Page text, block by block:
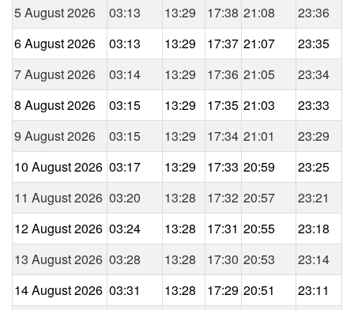
5 August 2026
03:13 13:29 17:38 21:08
23:36
6 August 2026
03:13 13:29 17:37 21:07
23:35
7 August 2026
03:14 13:29 17:36 21:05
23:34
8 August 2026
03:15 13:29 17:35 21:03
23:33
9 August 2026
03:15 13:29 17:34 21:01
23:29
10 August 2026 03:17 13:29 17:33 20:59
23:25
11 August 2026 03:20 13:28 17:32 20:57
23:21
12 August 2026 03:24 13:28 17:31 20:55
23:18
13 August 2026 03:28 13:28 17:30 20:53
23:14
14 August 2026 03:31 13:28 17:29 20:51
23:11